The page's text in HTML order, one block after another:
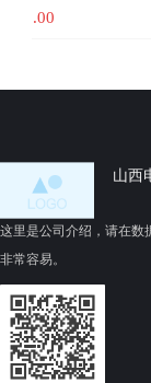
场景不同
变频粉尘防爆电机
147；
可燃气体泄漏风险
沼气逸散），且需宽
（ExdIIBT4）更合
估粉尘堆积对散热与
这里是公司介绍，请在数
非常容易。
山西